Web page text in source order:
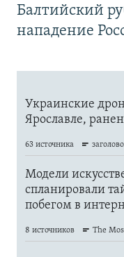
Балтийский
нападение